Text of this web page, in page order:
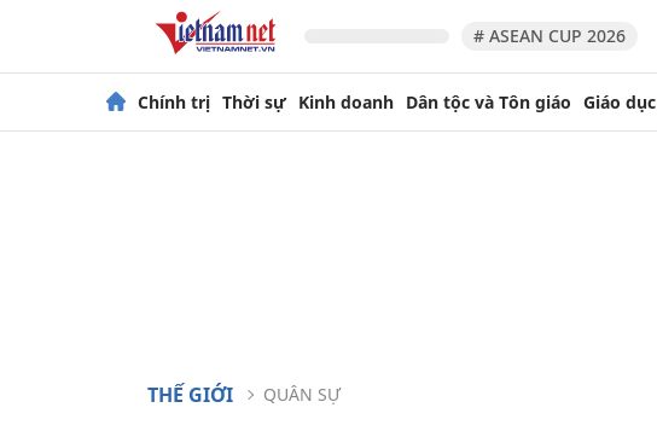
# ASEAN CUP 2026
Chính trị Thời sự Kinh doanh Dân tộc và Tôn giáo Giáo dục
THẾ GIỚI QUÂN SỰ